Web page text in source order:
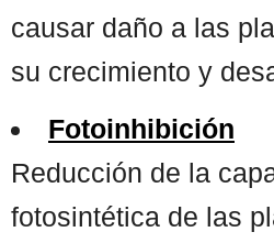
causar daño a las
su crecimiento y
Fotoinhibición
Reducción de la
fotosintética de las